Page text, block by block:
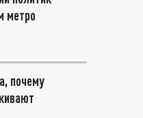
метро
почему